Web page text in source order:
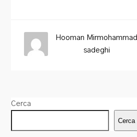
Hooman Mirmohammad
sadeghi
Cerca
Cerca